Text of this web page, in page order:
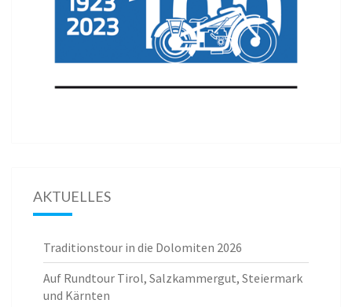
AKTUELLES
Traditionstour in die Dolomiten 2026
Auf Rundtour Tirol, Salzkammergut, Steiermark
und Kärnten